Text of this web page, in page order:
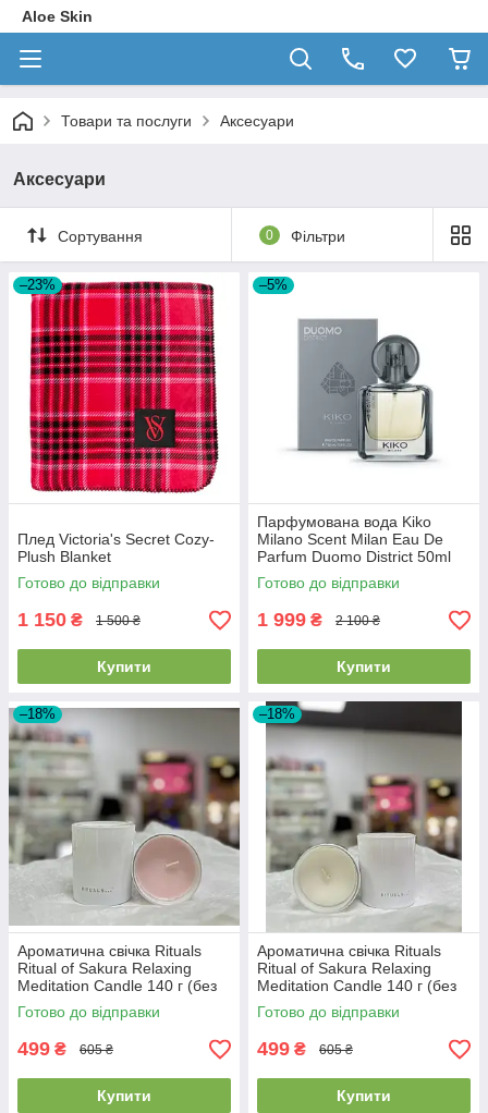
Aloe Skin
Товари та послуги Аксесуари
Аксесуари
Сортування 0 Фільтри
–23%
Плед Victoria's Secret Cozy-
Plush Blanket
Готово до відправки
1 150 ₴ 1 500 ₴
Купити
–5%
Парфумована вода Kiko
Milano Scent Milan Eau De
Parfum Duomo District 50ml
Готово до відправки
1 999 ₴ 2 100 ₴
Купити
–18%
Ароматична свічка Rituals
Ritual of Sakura Relaxing
Meditation Candle 140 г (без
коробки)
Готово до відправки
499 ₴ 605 ₴
Купити
–18%
Ароматична свічка Rituals
Ritual of Sakura Relaxing
Meditation Candle 140 г (без
коробки)
Готово до відправки
499 ₴ 605 ₴
Купити